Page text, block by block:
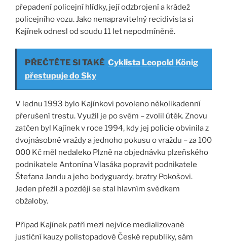
přepadení policejní hlídky, její odzbrojení a krádež
policejního vozu. Jako nenapravitelný recidivista si
Kajínek odnesl od soudu 11 let nepodmíněně.
PŘEČTĚTE SI TAKÉ Cyklista Leopold König
přestupuje do Sky
V lednu 1993 bylo Kajínkovi povoleno několikadenní
přerušení trestu. Využil je po svém – zvolil útěk. Znovu
zatčen byl Kajínek v roce 1994, kdy jej policie obvinila z
dvojnásobné vraždy a jednoho pokusu o vraždu – za 100
000 Kč měl nedaleko Plzně na objednávku plzeňského
podnikatele Antonína Vlasáka popravit podnikatele
Štefana Jandu a jeho bodyguardy, bratry Pokošovi.
Jeden přežil a později se stal hlavním svědkem
obžaloby.
Případ Kajínek patří mezi nejvíce medializované
justiční kauzy polistopadové České republiky, sám